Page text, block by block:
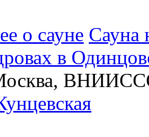
о сауне Сауна
в